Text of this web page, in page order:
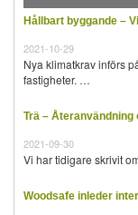
Hållbart byggande –
2021-10-29
Nya klimatkrav införs
fastigheter. …
Trä –
2021-09-30
Vi har tidigare skrivit
Woodsafe inleder